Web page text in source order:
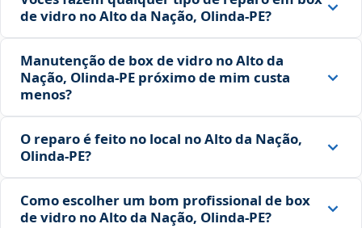
de vidro no Alto da Nação, Olinda‑PE?
Manutenção de box de vidro no Alto da
Nação, Olinda‑PE próximo de mim custa
menos?
O reparo é feito no local no Alto da Nação,
Olinda‑PE?
Como escolher um bom profissional de box
de vidro no Alto da Nação, Olinda‑PE?